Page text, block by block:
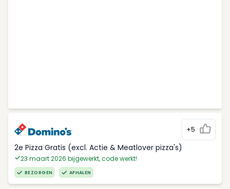
+5
2e Pizza Gratis (excl. Actie & Meatlover pizza's)
23 maart 2026 bijgewerkt, code werkt!
BEZORGEN AFHALEN